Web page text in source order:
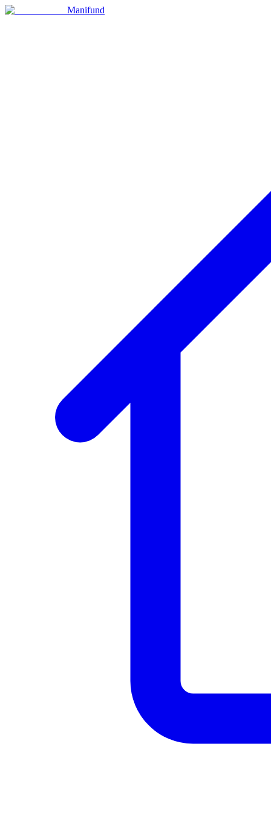
Manifund